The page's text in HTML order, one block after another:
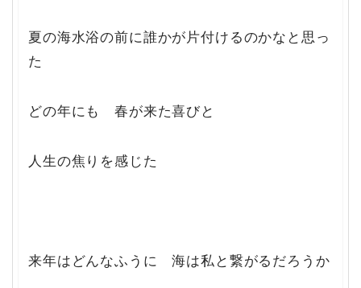
夏の海水浴の前に誰かが片付けるのかなと思っ
た
どの年にも 春が来た喜びと
人生の焦りを感じた
来年はどんなふうに 海は私と繋がるだろうか